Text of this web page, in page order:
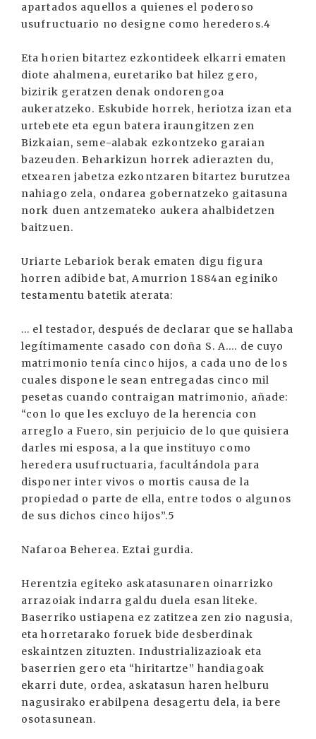
apartados aquellos a quienes el poderoso
usufructuario no designe como herederos.4
Eta horien bitartez ezkontideek elkarri ematen
diote ahalmena, euretariko bat hilez gero,
bizirik geratzen denak ondorengoa
aukeratzeko. Eskubide horrek, heriotza izan eta
urtebete eta egun batera iraungitzen zen
Bizkaian, seme-alabak ezkontzeko garaian
bazeuden. Beharkizun horrek adierazten du,
etxearen jabetza ezkontzaren bitartez burutzea
nahiago zela, ondarea gobernatzeko gaitasuna
nork duen antzemateko aukera ahalbidetzen
baitzuen.
Uriarte Lebariok berak ematen digu figura
horren adibide bat, Amurrion 1884an eginiko
testamentu batetik aterata:
... el testador, después de declarar que se hallaba
legítimamente casado con doña S. A.... de cuyo
matrimonio tenía cinco hijos, a cada uno de los
cuales dispone le sean entregadas cinco mil
pesetas cuando contraigan matrimonio, añade:
“con lo que les excluyo de la herencia con
arreglo a Fuero, sin perjuicio de lo que quisiera
darles mi esposa, a la que instituyo como
heredera usufructuaria, facultándola para
disponer inter vivos o mortis causa de la
propiedad o parte de ella, entre todos o algunos
de sus dichos cinco hijos”.5
Nafaroa Beherea. Eztai gurdia.
Herentzia egiteko askatasunaren oinarrizko
arrazoiak indarra galdu duela esan liteke.
Baserriko ustiapena ez zatitzea zen zio nagusia,
eta horretarako foruek bide desberdinak
eskaintzen zituzten. Industrializazioak eta
baserrien gero eta “hiritartze” handiagoak
ekarri dute, ordea, askatasun haren helburu
nagusirako erabilpena desagertu dela, ia bere
osotasunean.